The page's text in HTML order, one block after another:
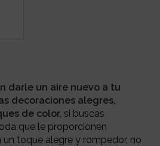
darle un aire nuevo a tu
decoraciones alegres,
de color, si buscas
que le proporcionen
toque alegre y rompedor, no